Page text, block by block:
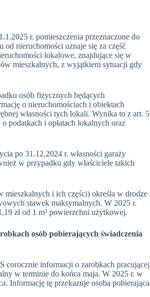
r. pomieszczenia przeznaczone do
nieruchomości uznaje się za część
lokalowe, znajdujące się w
mieszkalnych, z wyjątkiem sytuacji gdy
osób fizycznych będących
o nieruchomościach i obiektach
własności tych lokali. Wynika to z art. 5
podatkach i opłatach lokalnych oraz
po 31.12.2024 r. własności garaży
w przypadku gdy właściciele takich
i ich części) określa w drodze
stawek maksymalnych. W 2025 r.
zł od 1 m² powierzchni użytkowej.
osób pobierających świadczenia
corocznie informacji o zarobkach pracującej
w terminie do końca maja. W 2025 r. w
Informację tę przekazuje osoba pobierająca